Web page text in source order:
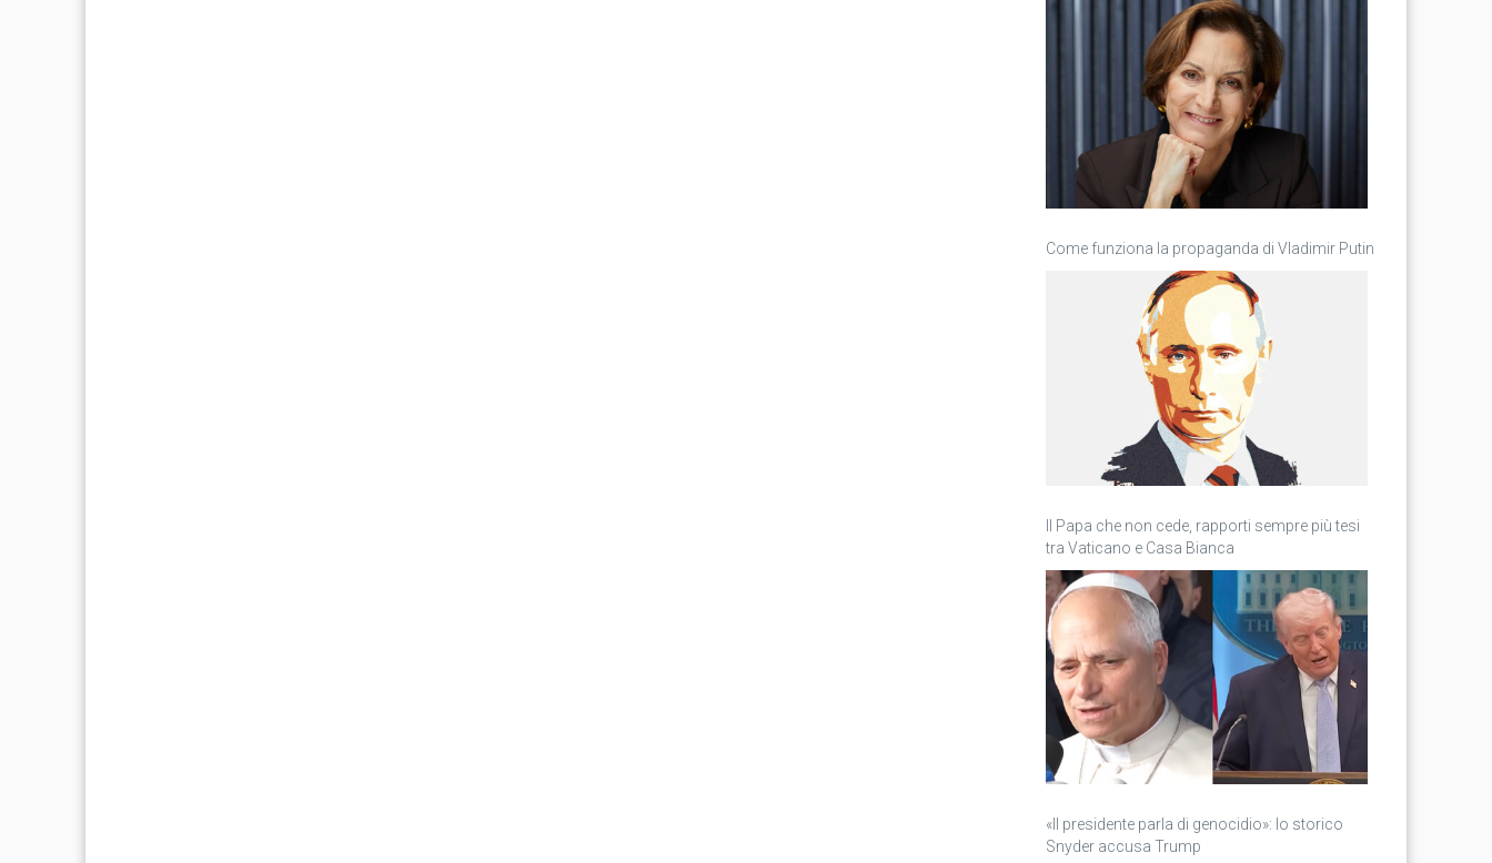
Come funziona la propaganda di Vladimir Putin
Il Papa che non cede, rapporti sempre più tesi
tra Vaticano e Casa Bianca
«Il presidente parla di genocidio»: lo storico
Snyder accusa Trump